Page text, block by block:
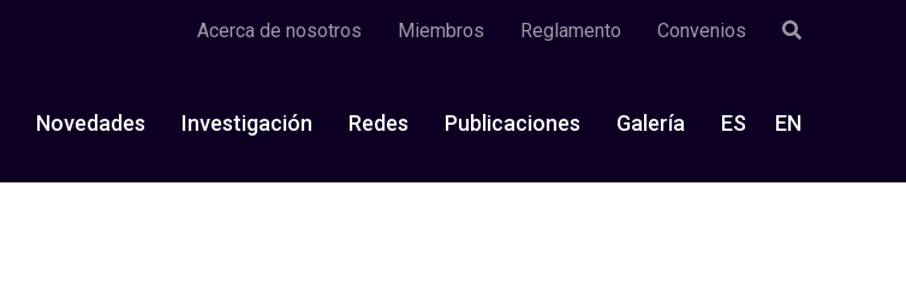
Acerca de nosotros Miembros Reglamento Convenios
Novedades Investigación Redes Publicaciones Galería ES EN